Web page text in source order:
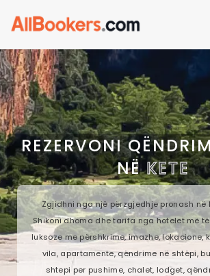
REZERVONI
NËKETE
Zgjidhni nga një përzgjedhje pronash në
Shikoni dhoma dhe tarifa nga hotelet më
luksoze me përshkrime, imazhe, lokacione,
vila, apartamente, qëndrime në shtëpi,
shtepi per pushime, chalet, lodget,